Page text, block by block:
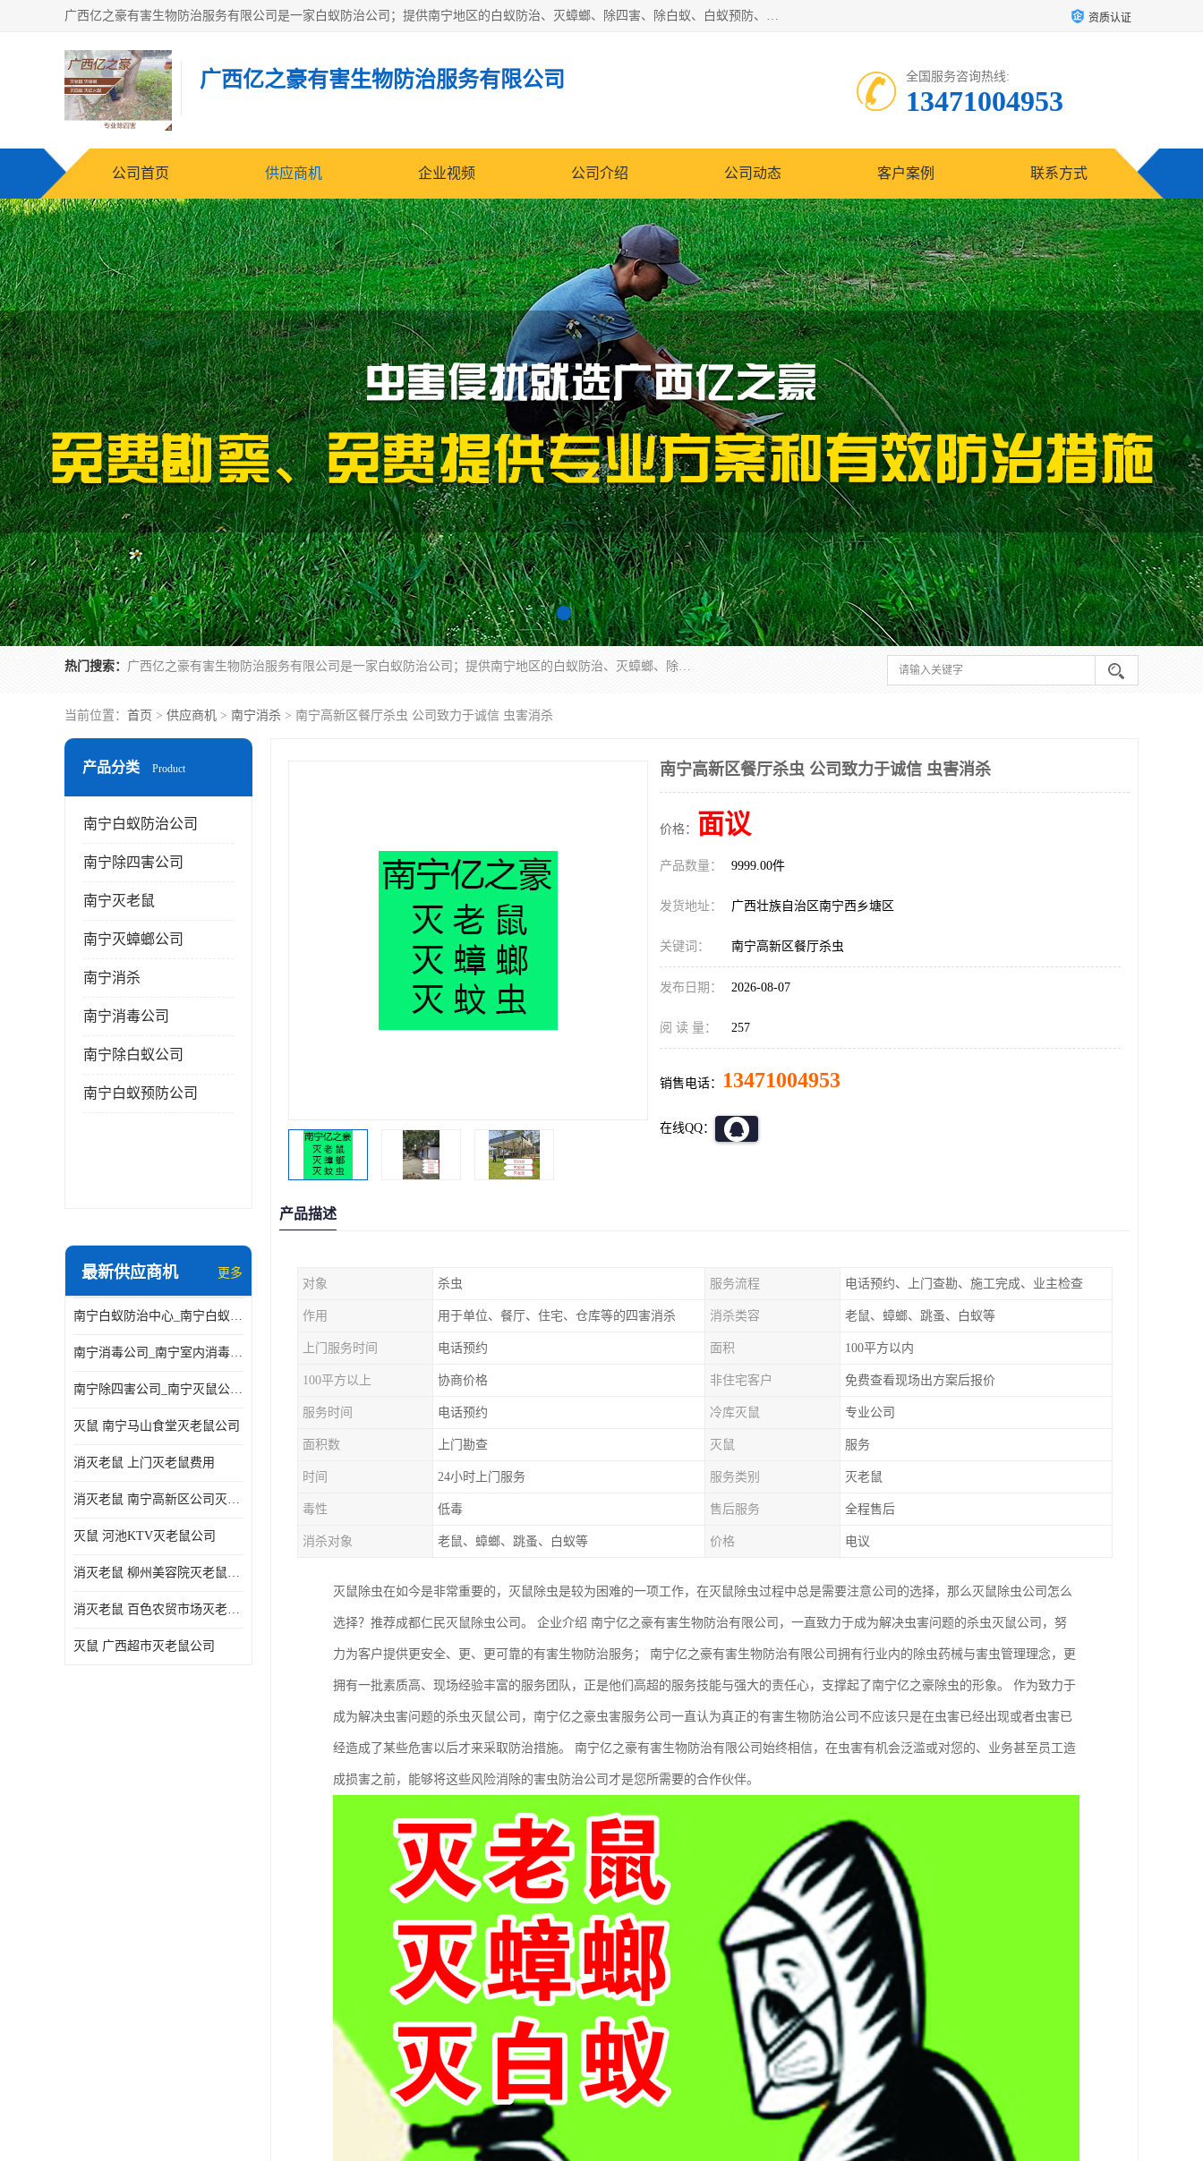
广西亿之豪有害生物防治服务有限公司是一家白蚁防治公司；提供南宁地区的白蚁防治、灭蟑螂、除四害、除白蚁、白蚁预防、消毒等服务，广西亿之豪有害生物防治服务有限公司专业灭蟑螂,灭鼠,除四害,服务上门,安全环保,售后保障,一次消杀，竭诚为您服务. 资质认证
广西亿之豪有害生物防治服务有限公司 全国服务咨询热线:
13471004953
公司首页 供应商机 企业视频 公司介绍 公司动态 客户案例 联系方式
热门搜索： 广西亿之豪有害生物防治服务有限公司是一家白蚁防治公司；提供南宁地区的白蚁防治、灭蟑螂、除四害、除白蚁、白蚁预防、消毒等服务，广西亿之豪有害生物防治服务有限公司专业灭蟑螂,灭鼠,除四害,服务上门,安全环保,售后保障,一次消杀，竭诚为您服务.
当前位置： 首页 > 供应商机 > 南宁消杀 > 南宁高新区餐厅杀虫 公司致力于诚信 虫害消杀
产品分类 Product
南宁白蚁防治公司
南宁除四害公司
南宁灭老鼠
南宁灭蟑螂公司
南宁消杀
南宁消毒公司
南宁除白蚁公司
南宁白蚁预防公司
最新供应商机 更多
南宁白蚁防治中心_南宁白蚁防治所电话_南宁白蚁防治公司
南宁消毒公司_南宁室内消毒_南宁室内消毒公司
南宁除四害公司_南宁灭鼠公司_南宁杀虫公司
灭鼠 南宁马山食堂灭老鼠公司
消灭老鼠 上门灭老鼠费用
消灭老鼠 南宁高新区公司灭老鼠
灭鼠 河池KTV灭老鼠公司
消灭老鼠 柳州美容院灭老鼠费用
消灭老鼠 百色农贸市场灭老鼠公司
灭鼠 广西超市灭老鼠公司
南宁高新区餐厅杀虫 公司致力于诚信 虫害消杀
价格： 面议
产品数量： 9999.00件
发货地址： 广西壮族自治区南宁西乡塘区
关键词： 南宁高新区餐厅杀虫
发布日期： 2026-08-07
阅 读 量： 257
销售电话： 13471004953
在线QQ：
产品描述
对象 杀虫 服务流程 电话预约、上门查勘、施工完成、业主检查
作用 用于单位、餐厅、住宅、仓库等的四害消杀 消杀类容 老鼠、蟑螂、跳蚤、白蚁等
上门服务时间 电话预约 面积 100平方以内
100平方以上 协商价格 非住宅客户 免费查看现场出方案后报价
服务时间 电话预约 冷库灭鼠 专业公司
面积数 上门勘查 灭鼠 服务
时间 24小时上门服务 服务类别 灭老鼠
毒性 低毒 售后服务 全程售后
消杀对象 老鼠、蟑螂、跳蚤、白蚁等 价格 电议
灭鼠除虫在如今是非常重要的，灭鼠除虫是较为困难的一项工作，在灭鼠除虫过程中总是需要注意公司的选择，那么灭鼠除虫公司怎么
选择？推荐成都仁民灭鼠除虫公司。 企业介绍 南宁亿之豪有害生物防治有限公司，一直致力于成为解决虫害问题的杀虫灭鼠公司，努
力为客户提供更安全、更、更可靠的有害生物防治服务； 南宁亿之豪有害生物防治有限公司拥有行业内的除虫药械与害虫管理理念，更
拥有一批素质高、现场经验丰富的服务团队，正是他们高超的服务技能与强大的责任心，支撑起了南宁亿之豪除虫的形象。 作为致力于
成为解决虫害问题的杀虫灭鼠公司，南宁亿之豪虫害服务公司一直认为真正的有害生物防治公司不应该只是在虫害已经出现或者虫害已
经造成了某些危害以后才来采取防治措施。 南宁亿之豪有害生物防治有限公司始终相信，在虫害有机会泛滥或对您的、业务甚至员工造
成损害之前，能够将这些风险消除的害虫防治公司才是您所需要的合作伙伴。